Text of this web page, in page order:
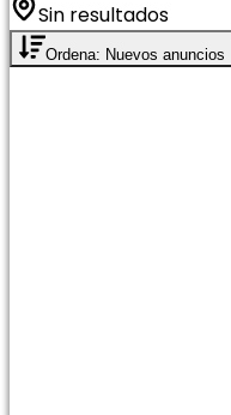
Sin resultados
Ordena: Nuevos anuncios